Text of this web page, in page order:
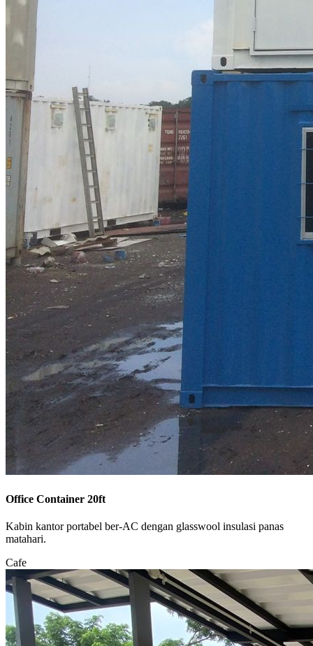
Office Container 20ft
Kabin kantor portabel ber-AC dengan glasswool insulasi panas
matahari.
Cafe